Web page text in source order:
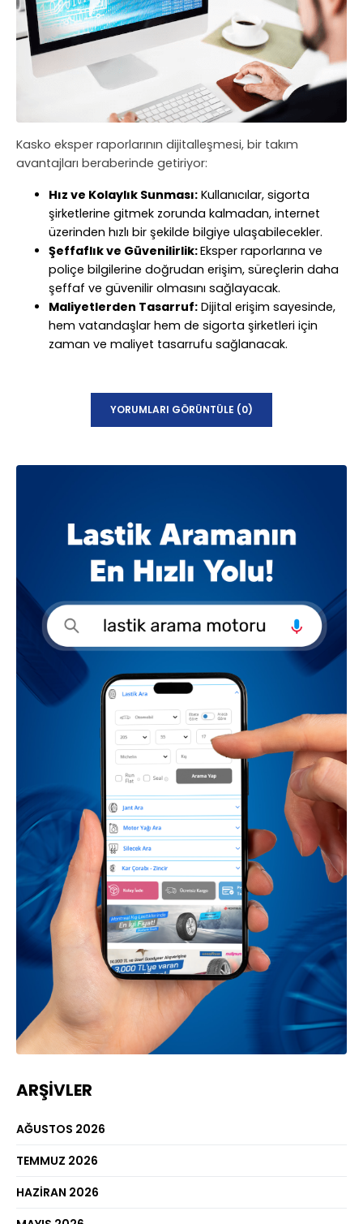
Kasko eksper raporlarının dijitalleşmesi, bir takım
avantajları beraberinde getiriyor:
Hız ve Kolaylık Sunması: Kullanıcılar, sigorta
şirketlerine gitmek zorunda kalmadan, internet
üzerinden hızlı bir şekilde bilgiye ulaşabilecekler.
Şeffaflık ve Güvenilirlik:Eksper raporlarına ve
poliçe bilgilerine doğrudan erişim, süreçlerin daha
şeffaf ve güvenilir olmasını sağlayacak.
Maliyetlerden Tasarruf: Dijital erişim sayesinde,
hem vatandaşlar hem de sigorta şirketleri için
zaman ve maliyet tasarrufu sağlanacak.
YORUMLARI GÖRÜNTÜLE (0)
ARŞIVLER
AĞUSTOS 2026
TEMMUZ 2026
HAZIRAN 2026